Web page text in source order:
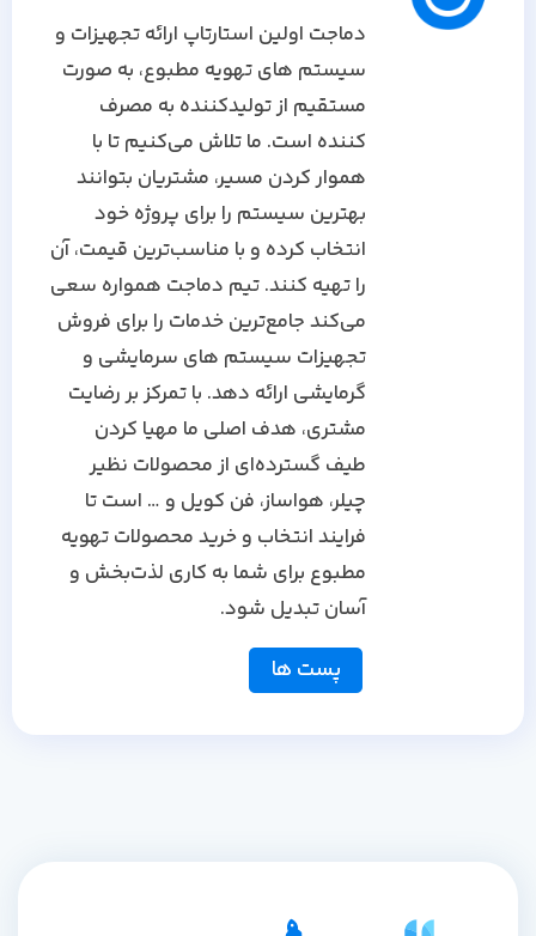
دماجت اولین استارتاپ ارائه تجهیزات و
سیستم های تهویه مطبوع، به صورت
مستقیم از تولیدکننده به مصرف
کننده است. ما تلاش می‌کنیم تا با
هموار کردن مسیر، مشتریان بتوانند
بهترین سیستم را برای پروژه خود
انتخاب کرده و با مناسب‌ترین قیمت، آن
را تهیه کنند. تیم دماجت همواره سعی
می‌کند جامع‌ترین خدمات را برای فروش
تجهیزات سیستم های سرمایشی و
گرمایشی ارائه دهد. با تمرکز بر رضایت
مشتری، هدف اصلی ما مهیا کردن
طیف گسترده‌ای از محصولات نظیر
چیلر، هواساز، فن کویل و … است تا
فرایند انتخاب و خرید محصولات تهویه
مطبوع برای شما به کاری لذت‌بخش و
آسان تبدیل شود.
پست ها